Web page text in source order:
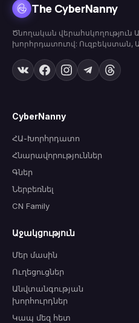
The CyberNanny
Ծնողական վերահսկողություն
խորհրդատուով: Ուզբեկստան,
CyberNanny
ՀԱ-Խորհրդատո
Հնարավորություններ
Գներ
Ներբեռնել
CN Family
Աջակցություն
Մեր մասին
Ուղեցուցներ
Անվտանգության
խորհուրդներ
Կապ մեզ հետ